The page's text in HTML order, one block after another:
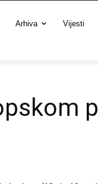
Arhiva Vijesti